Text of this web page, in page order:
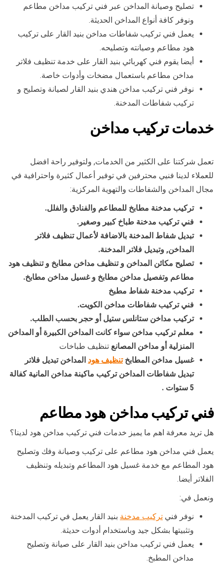
تصليح وصيانة المداخن عبر فني تركيب مداخن مطاعم
ونوفر كافة أنواع المداخن الحديثة.
يعمل فني تركيب شفاطات مداخن بنيد القار على تركيب
هود مطاعم وصيانته وتصليحه.
أيضا يقوم فني كهربائي بنيد القار على خدمة تنظيف فلاتر
مداخن مطاعم باستعمال مضخات وأدوات خاصة.
نوفر فني تركيب مداخن هندي بنيد القار لصيانة وتصليح و
تركيب شفاطات المدخنة.
خدمات تركيب مداخن
تعمل شركتنا على الكثير من الخدمات, ولتوفير راحة افضل
للعملاء لدينا فنيي محترفين في توفير أعمال كثيرة واحترافية في
مجال المداخن والشفاطات والتهوية المركزية:
تركيب مدخنة مطابخ للمطاعم والفنادق والفلل.
فني تركيب مدخنة طباخ كبير وصغير.
تبديل شفاط المدخنة بالاضافة لأعمال تنظيف فلاتر
المداخن, وتبديل فلاتر المدخنة.
تصليح مكائن المداخن و تنظيف مداخن مطابخ و تنظيف هود
مطاعم وتفصيل مداخن مطابخ و غسيل مداخن مطابخ.
تركيب مدخنة شفاط مطبخ
فني تركيب شفاطات مداخن الكويت.
تركيب مداخن ستانلس ستيل أو حجر بحسب الطلب.
معلم تركيب مداخن سواء كانت المداخن الكبيرة أو المداخن
المنزلية أو مداخن المصانع تنظيف طباخات
غسيل مداخن المطابختنظيف هود المداخن تبديل فلاتر
تبديل شفاطات المداخن تركيب ماكينة مداخن المانية كفالة
5 ستوات .
فني تركيب مداخن هود مطاعم
هل تريد معرفة اهم ما يميز خدمات فني تركيب مداخن هود لدينا؟
يعمل فني مداخن هود مطاعم على تركيب وصيانة وفك وتصليح
هود المطاعم مع خدمة غسيل هود المطاعم وتبديله وتنظيف
الفلاتر أيضا.
ونعمل في:
نوفر فني تركيب مدخنة بنيد القار يعمل في تركيب المدخنة
وتثبيتها بشكل جيد وباستخدام أدوات حديثة.
يعمل فني تركيب مداخن بنيد القار على صيانة وتصليح
مداخن المطبخ.